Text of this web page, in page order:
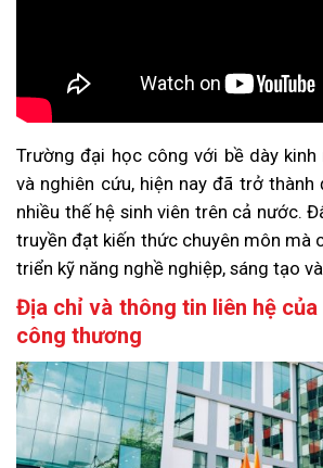
Trường đại học công với bề dày
và nghiên cứu, hiện nay đã trở
nhiều thế hệ sinh viên trên cả nước.
truyền đạt kiến thức chuyên môn mà
triển kỹ năng nghề nghiệp, sáng tạo
Địa chỉ và thông tin liên hệ
công thương